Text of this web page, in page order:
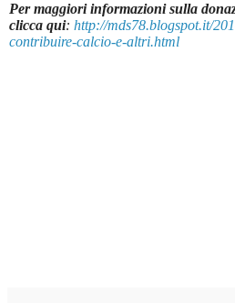
Per maggiori informazioni sulla
clicca qui: http://mds78.blogspot.it/
contribuire-calcio-e-altri.html